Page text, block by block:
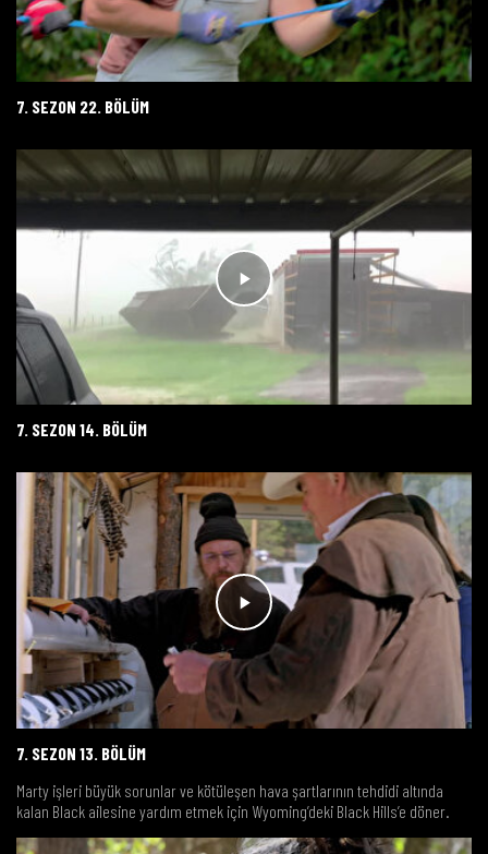
7. SEZON 22. BÖLÜM
7. SEZON 14. BÖLÜM
7. SEZON 13. BÖLÜM
Marty işleri büyük sorunlar ve kötüleşen hava şartlarının tehdidi altında
kalan Black ailesine yardım etmek için Wyoming’deki Black Hills’e döner.